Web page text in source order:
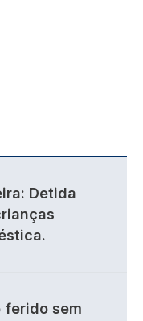
Detida
ferido sem